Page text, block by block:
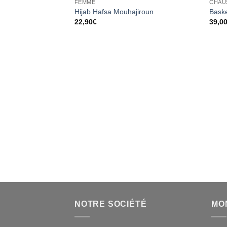
FEMME
Hijab Hafsa Mouhajiroun
22,90€
NOTRE SOCIÉTÉ